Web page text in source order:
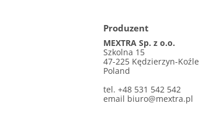
Produzent
MEXTRA Sp. z o.o.
Szkolna 15
47-225 Kędzierzyn-Koźle
Poland
tel. +48 531 542 542
email biuro@mextra.pl